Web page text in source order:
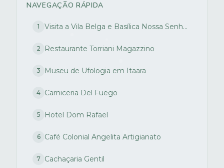
NAVEGAÇÃO RÁPIDA
1 Visita a Vila Belga e Basílica Nossa Senhora Medianeira
2 Restaurante Torriani Magazzino
3 Museu de Ufologia em Itaara
4 Carniceria Del Fuego
5 Hotel Dom Rafael
6 Café Colonial Angelita Artigianato
7 Cachaçaria Gentil